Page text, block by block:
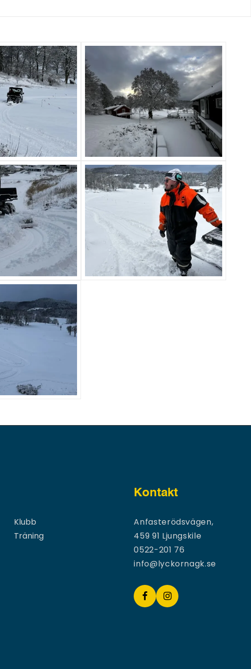
Klubb
Träning
Kontakt
Anfasterödsvägen,
459 91 Ljungskile
0522-201 76
info@lyckornagk.se